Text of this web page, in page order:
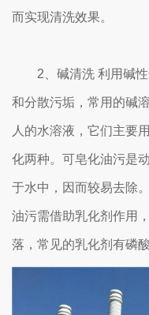
而实现清洗效果。
2、碱清洗 利用碱
和分散污垢，常用的碱
人的水溶液，它们主要
化两种。可皂化油污是
于水中，因而较易去除
油污需借助乳化剂作用
落，常见的乳化剂有磷